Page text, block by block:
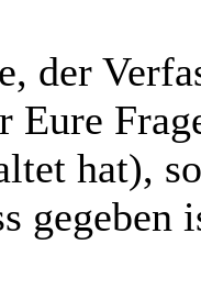
der
Eure
hat),
gegeben